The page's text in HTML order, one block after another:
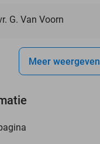
G. Van Voorn
Meer weergeven